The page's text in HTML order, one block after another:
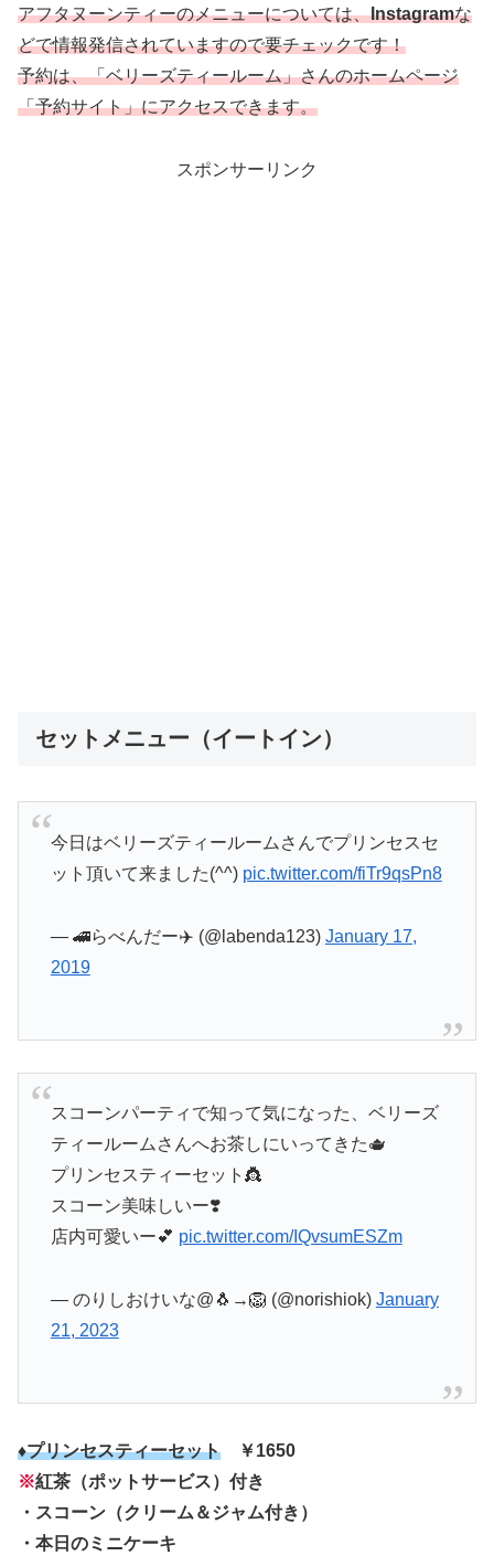
アフタヌーンティーのメニューについては、Instagramな
どで情報発信されていますので要チェックです！
予約は、「ベリーズティールーム」さんのホームページ
「予約サイト」にアクセスできます。
スポンサーリンク
セットメニュー（イートイン）
今日はベリーズティールームさんでプリンセスセ
ット頂いて来ました(^^) pic.twitter.com/fiTr9qsPn8
— 🚄らべんだー✈️ (@labenda123) January 17,
2019
スコーンパーティで知って気になった、ベリーズ
ティールームさんへお茶しにいってきた🫖
プリンセスティーセット👸
スコーン美味しいー❣️
店内可愛いー💕 pic.twitter.com/IQvsumESZm
— のりしおけいな@🐧→🦁 (@norishiok) January
21, 2023
♦プリンセスティーセット ￥1650
※紅茶（ポットサービス）付き
・スコーン（クリーム＆ジャム付き）
・本日のミニケーキ